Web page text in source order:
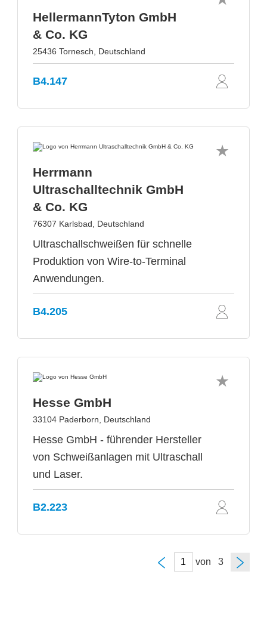
HellermannTyton GmbH
& Co. KG
25436 Tornesch, Deutschland
B4.147
Herrmann
Ultraschalltechnik GmbH
& Co. KG
76307 Karlsbad, Deutschland
Ultraschallschweißen für schnelle
Produktion von Wire-to-Terminal
Anwendungen.
B4.205
Hesse GmbH
33104 Paderborn, Deutschland
Hesse GmbH - führender Hersteller
von Schweißanlagen mit Ultraschall
und Laser.
B2.223
von